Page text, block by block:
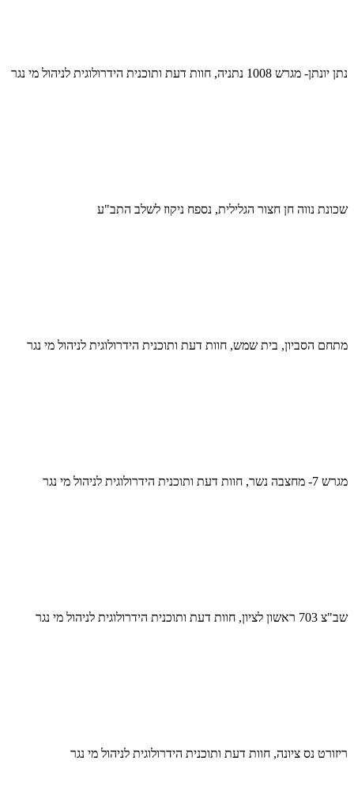
נתן יונתן- מגרש 1008 נתניה, חוות דעת ותוכנית הידרולוגית לניהול מי נגר
שכונת נווה חן חצור הגלילית, נספח ניקוז לשלב התב"ע
מתחם הסביון, בית שמש, חוות דעת ותוכנית הידרולוגית לניהול מי נגר
מגרש 7- מחצבה נשר, חוות דעת ותוכנית הידרולוגית לניהול מי נגר
שב"צ 703 ראשון לציון, חוות דעת ותוכנית הידרולוגית לניהול מי נגר
ריזורט נס ציונה, חוות דעת ותוכנית הידרולוגית לניהול מי נגר